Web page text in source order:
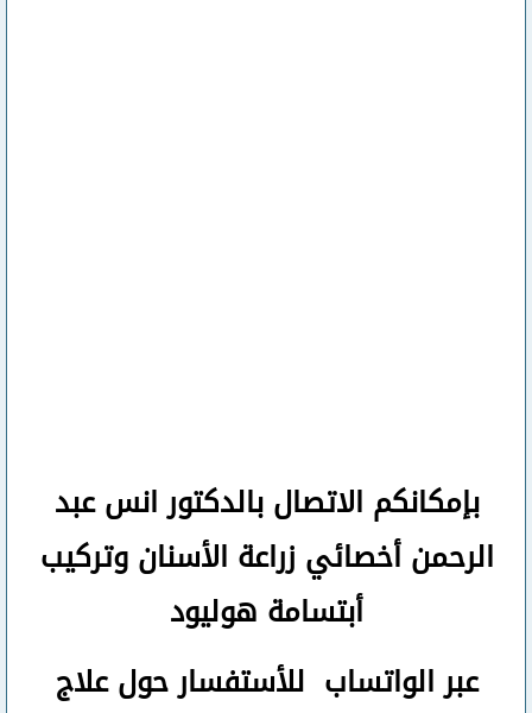
بإمكانكم الاتصال بالدكتور انس عبد
الرحمنأخصائي زراعة الأسنان وتركيب
أبتسامة هوليود
عبر الواتساب للأستفسار حول علاج